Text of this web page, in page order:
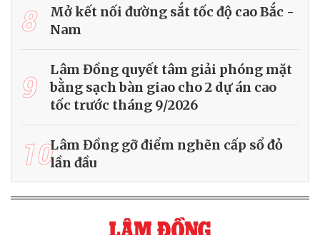
8
Mở kết nối đường sắt tốc độ cao Bắc -
Nam
9
Lâm Đồng quyết tâm giải phóng mặt
bằng sạch bàn giao cho 2 dự án cao
tốc trước tháng 9/2026
10Lâm Đồng gỡ điểm nghẽn cấp sổ đỏ
lần đầu